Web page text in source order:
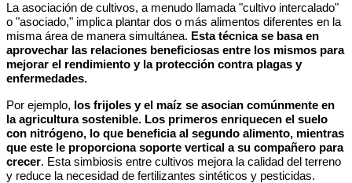
La asociación de cultivos, a menudo llamada "cultivo intercalado"
o "asociado," implica plantar dos o más alimentos diferentes en la
misma área de manera simultánea. Esta técnica se basa en
aprovechar las relaciones beneficiosas entre los mismos para
mejorar el rendimiento y la protección contra plagas y
enfermedades.
Por ejemplo, los frijoles y el maíz se asocian comúnmente en
la agricultura sostenible. Los primeros enriquecen el suelo
con nitrógeno, lo que beneficia al segundo alimento, mientras
que este le proporciona soporte vertical a su compañero para
crecer. Esta simbiosis entre cultivos mejora la calidad del terreno
y reduce la necesidad de fertilizantes sintéticos y pesticidas.